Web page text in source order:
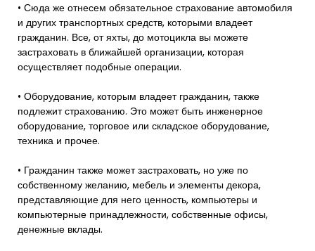
• Сюда же отнесем обязательное страхование автомобиля
и других транспортных средств, которыми владеет
гражданин. Все, от яхты, до мотоцикла вы можете
застраховать в ближайшей организации, которая
осуществляет подобные операции.
• Оборудование, которым владеет гражданин, также
подлежит страхованию. Это может быть инженерное
оборудование, торговое или складское оборудование,
техника и прочее.
• Гражданин также может застраховать, но уже по
собственному желанию, мебель и элементы декора,
представляющие для него ценность, компьютеры и
компьютерные принадлежности, собственные офисы,
денежные вклады.